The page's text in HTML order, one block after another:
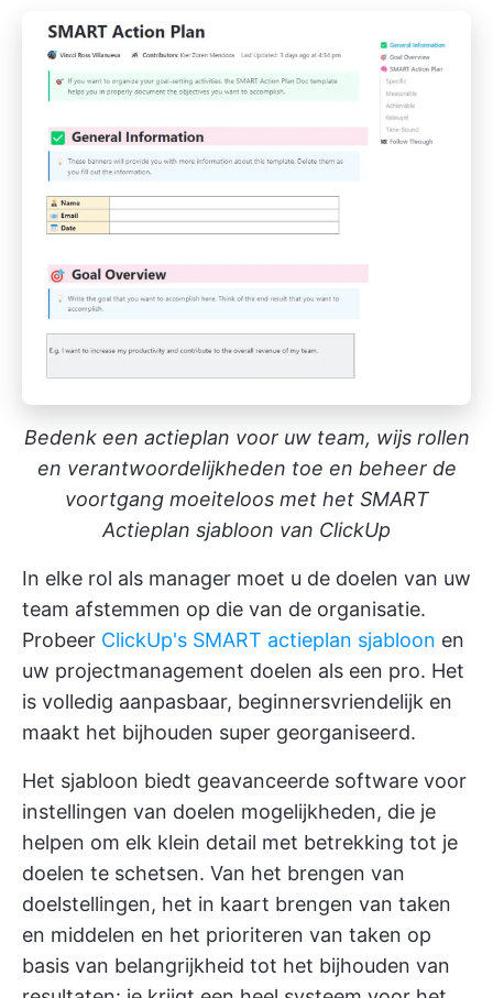
Bedenk een actieplan voor uw team, wijs rollen
en verantwoordelijkheden toe en beheer de
voortgang moeiteloos met het SMART
Actieplan sjabloon van ClickUp
In elke rol als manager moet u de doelen van uw
team afstemmen op die van de organisatie.
Probeer ClickUp's SMART actieplan sjabloon en
uw projectmanagement doelen als een pro. Het
is volledig aanpasbaar, beginnersvriendelijk en
maakt het bijhouden super georganiseerd.
Het sjabloon biedt geavanceerde software voor
instellingen van doelen mogelijkheden, die je
helpen om elk klein detail met betrekking tot je
doelen te schetsen. Van het brengen van
doelstellingen, het in kaart brengen van taken
en middelen en het prioriteren van taken op
basis van belangrijkheid tot het bijhouden van